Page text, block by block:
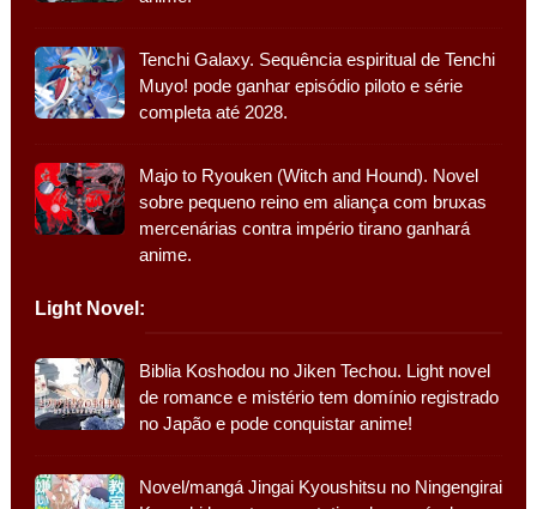
Tenchi Galaxy. Sequência espiritual de Tenchi
Muyo! pode ganhar episódio piloto e série
completa até 2028.
Majo to Ryouken (Witch and Hound). Novel
sobre pequeno reino em aliança com bruxas
mercenárias contra império tirano ganhará
anime.
Light Novel:
Biblia Koshodou no Jiken Techou. Light novel
de romance e mistério tem domínio registrado
no Japão e pode conquistar anime!
Novel/mangá Jingai Kyoushitsu no Ningengirai